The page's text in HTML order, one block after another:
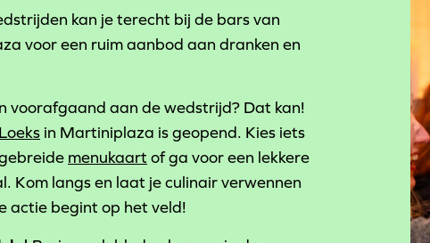
kan je terecht bij de bars van
voor een ruim aanbod aan dranken en
voorafgaand aan de wedstrijd? Dat kan!
in Martiniplaza is geopend. Kies iets
menukaart of ga voor een lekkere
Kom langs en laat je culinair verwennen
actie begint op het veld!